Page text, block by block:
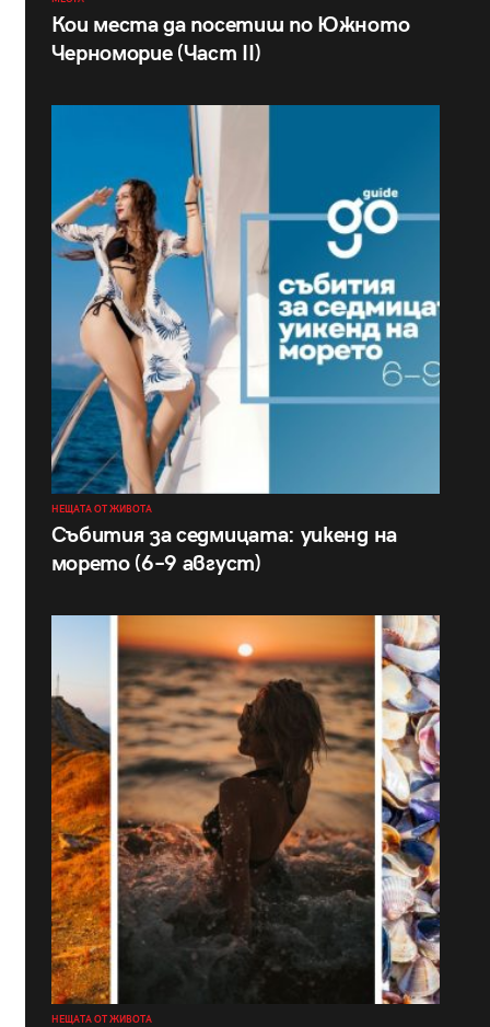
Кои места да посетиш по Южното
Черноморие (Част II)
НЕЩАТА ОТ ЖИВОТА
Събития за седмицата: уикенд на
морето (6–9 август)
НЕЩАТА ОТ ЖИВОТА